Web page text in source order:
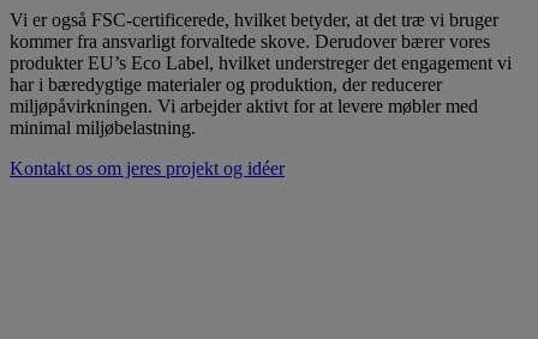
Vi er også FSC-certificerede, hvilket betyder, at det træ vi bruger
kommer fra ansvarligt forvaltede skove. Derudover bærer vores
produkter EU’s Eco Label, hvilket understreger det engagement vi
har i bæredygtige materialer og produktion, der reducerer
miljøpåvirkningen. Vi arbejder aktivt for at levere møbler med
minimal miljøbelastning.
Kontakt os om jeres projekt og idéer